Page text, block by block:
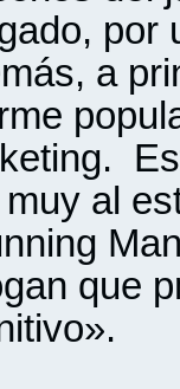
por
a
al
que